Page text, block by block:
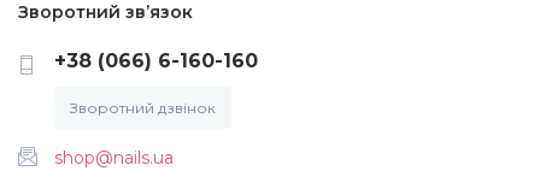
Інші прикраси
Зворотний зв’язок
+38 (066) 6-160-160
Зворотний дзвінок
shop@nails.ua